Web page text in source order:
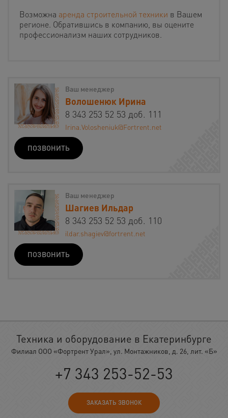
Возможна аренда строительной техники в Вашем
регионе. Обратившись в компанию, вы оцените
профессионализм наших сотрудников.
Ваш менеджер
Волошенюк Ирина
8 343 253 52 53 доб. 111
Irina.Volosheniuk@Fortrent.net
ПОЗВОНИТЬ
Ваш менеджер
Шагиев Ильдар
8 343 253 52 53 доб. 110
ildar.shagiev@fortrent.net
ПОЗВОНИТЬ
Техника и оборудование в Екатеринбурге
Филиал ООО «Фортрент Урал», ул. Монтажников, д. 26, лит. «Б»
+7 343 253-52-53
ЗАКАЗАТЬ ЗВОНОК